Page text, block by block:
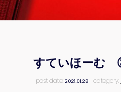
すていほーむ
post date:2021.01.28 category: